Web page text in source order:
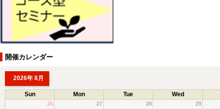
開催カレンダー
2026年 8月
Sun Mon Tue Wed
26 27 28 29